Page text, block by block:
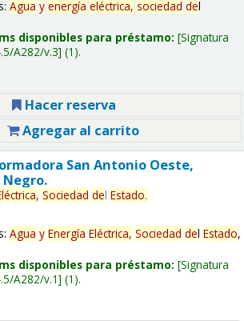
Agua y energía eléctrica, sociedad del
disponibles para préstamo: Signatura
A282/v.3 (1).
Hacer reserva
Agregar al carrito
San Antonio Oeste,
Sociedad del Estado.
Agua y Energía Eléctrica, Sociedad del Estado,
disponibles para préstamo: Signatura
A282/v.1 (1).